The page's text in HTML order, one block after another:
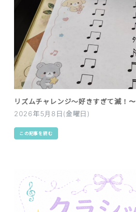
リズムチャレンジ〜好きすぎて滅！〜
2026年5月8日(金曜日)
この記事を読む